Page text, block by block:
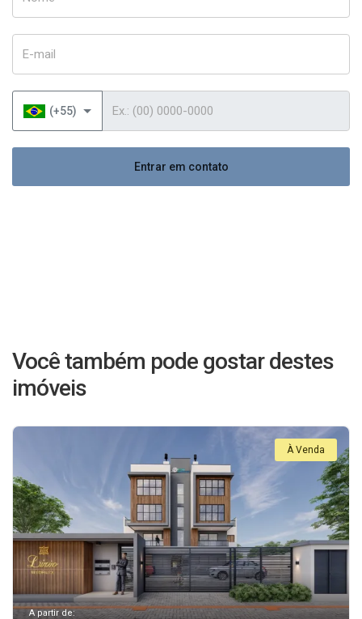
(+55)
Entrar em contato
Você também pode gostar destes
imóveis
À Venda
A partir de: